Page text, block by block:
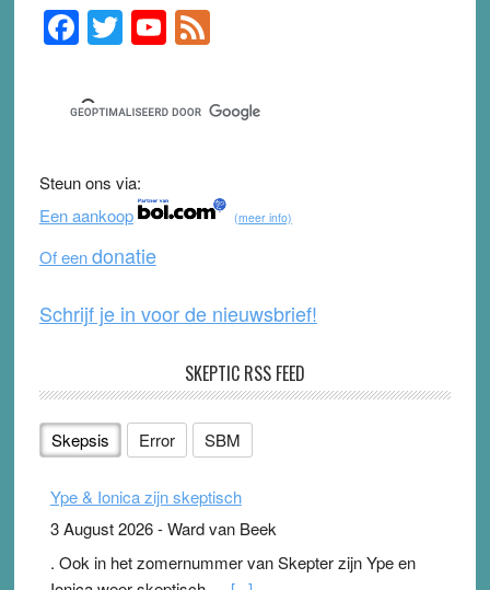
Primary
Sidebar
F
a
c
e
b
o
o
k
T
wi
tt
er
Y
o
u
T
b
e
F
e
d
Steun ons via:
Een aankoop
(meer info)
Of eendonatie
Schrijf je in voor de nieuwsbrief!
SKEPTIC RSS FEED
Skepsis Error SBM
Ype & Ionica zijn skeptisch
3 August 2026-Ward van Beek
. Ook in het zomernummer van Skepter zijn Ype en